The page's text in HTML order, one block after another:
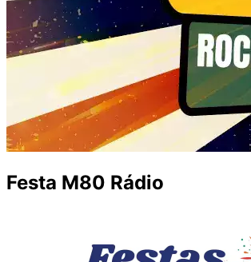
Festa M80 Rádio